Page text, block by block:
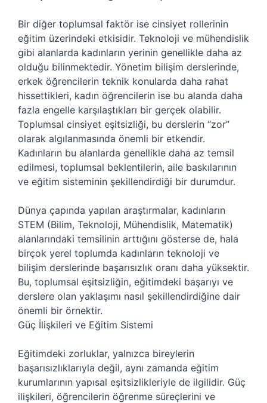
Bir diğer toplumsal faktör ise cinsiyet rollerinin
eğitim üzerindeki etkisidir. Teknoloji ve mühendislik
gibi alanlarda kadınların yerinin genellikle daha az
olduğu bilinmektedir. Yönetim bilişim derslerinde,
erkek öğrencilerin teknik konularda daha rahat
hissettikleri, kadın öğrencilerin ise bu alanda daha
fazla engelle karşılaştıkları bir gerçek olabilir.
Toplumsal cinsiyet eşitsizliği, bu derslerin “zor”
olarak algılanmasında önemli bir etkendir.
Kadınların bu alanlarda genellikle daha az temsil
edilmesi, toplumsal beklentilerin, aile baskılarının
ve eğitim sisteminin şekillendirdiği bir durumdur.
Dünya çapında yapılan araştırmalar, kadınların
STEM (Bilim, Teknoloji, Mühendislik, Matematik)
alanlarındaki temsilinin arttığını gösterse de, hala
birçok yerel toplumda kadınların teknoloji ve
bilişim derslerinde başarısızlık oranı daha yüksektir.
Bu, toplumsal eşitsizliğin, eğitimdeki başarıyı ve
derslere olan yaklaşımı nasıl şekillendirdiğine dair
önemli bir örnektir.
Güç İlişkileri ve Eğitim Sistemi
Eğitimdeki zorluklar, yalnızca bireylerin
başarısızlıklarıyla değil, aynı zamanda eğitim
kurumlarının yapısal eşitsizlikleriyle de ilgilidir. Güç
ilişkileri, öğrencilerin öğrenme süreçlerini ve